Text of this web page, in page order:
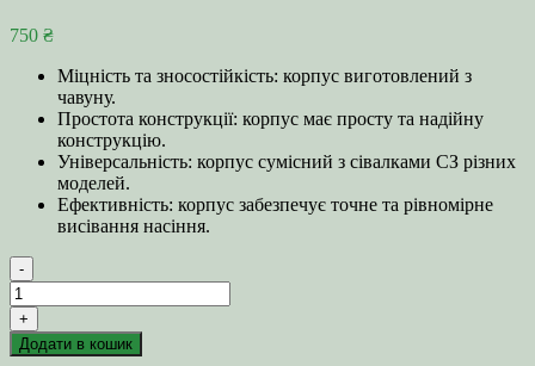
750 ₴
Міцність та зносостійкість: корпус виготовлений з
чавуну.
Простота конструкції: корпус має просту та надійну
конструкцію.
Універсальність: корпус сумісний з сівалками СЗ різних
моделей.
Ефективність: корпус забезпечує точне та рівномірне
висівання насіння.
-
Корпус
сошника
Н.105.03.102
сівалки
+
Додати в кошик